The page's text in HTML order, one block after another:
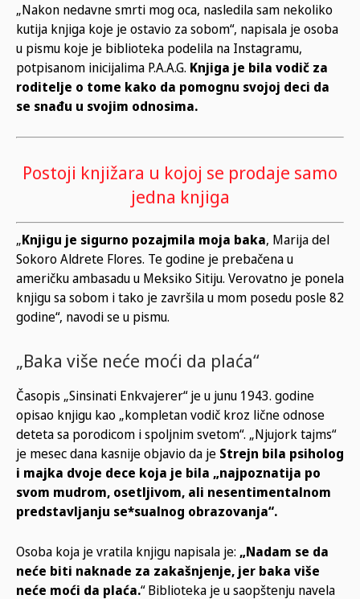
„Nakon nedavne smrti mog oca, nasledila sam nekoliko
kutija knjiga koje je ostavio za sobom“, napisala je osoba
u pismu koje je biblioteka podelila na Instagramu,
potpisanom inicijalima P.A.A.G. Knjiga je bila vodič za
roditelje o tome kako da pomognu svojoj deci da
se snađu u svojim odnosima.
Postoji knjižara u kojoj se prodaje samo
jedna knjiga
„Knjigu je sigurno pozajmila moja baka, Marija del
Sokoro Aldrete Flores. Te godine je prebačena u
američku ambasadu u Meksiko Sitiju. Verovatno je ponela
knjigu sa sobom i tako je završila u mom posedu posle 82
godine“, navodi se u pismu.
„Baka više neće moći da plaća“
Časopis „Sinsinati Enkvajerer“ je u junu 1943. godine
opisao knjigu kao „kompletan vodič kroz lične odnose
deteta sa porodicom i spoljnim svetom“. „Njujork tajms“
je mesec dana kasnije objavio da je Strejn bila psiholog
i majka dvoje dece koja je bila „najpoznatija po
svom mudrom, osetljivom, ali nesentimentalnom
predstavljanju se*sualnog obrazovanja“.
Osoba koja je vratila knjigu napisala je: „Nadam se da
neće biti naknade za zakašnjenje, jer baka više
neće moći da plaća.“ Biblioteka je u saopštenju navela